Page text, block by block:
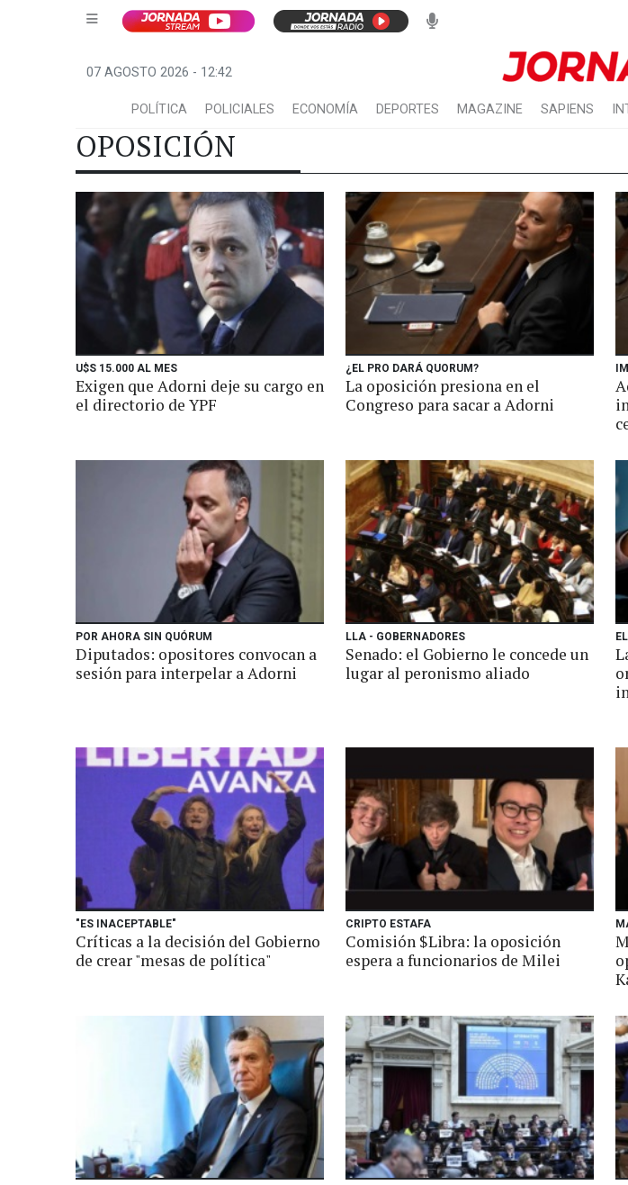
07 AGOSTO 2026 - 12:42
POLÍTICA POLICIALES ECONOMÍA DEPORTES MAGAZINE SAPIENS
OPOSICIÓN
U$S 15.000 AL MES
Exigen que Adorni deje su cargo en
el directorio de YPF
¿EL PRO DARÁ QUORUM?
La oposición presiona en el
Congreso para sacar a Adorni
POR AHORA SIN QUÓRUM
Diputados: opositores convocan a
sesión para interpelar a Adorni
LLA - GOBERNADORES
Senado: el Gobierno le concede un
lugar al peronismo aliado
"ES INACEPTABLE"
Críticas a la decisión del Gobierno
de crear "mesas de política"
CRIPTO ESTAFA
Comisión $Libra: la oposición
espera a funcionarios de Milei